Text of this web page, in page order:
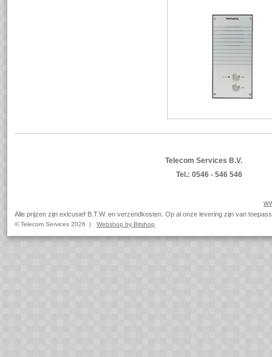
Telecom Services B.V.
Tel.: 0546 - 546 546
Alle prijzen zijn exlcusief B.T.W. en verzendkosten. Op al onze levering zijn van
© Telecom Services 2026 | Webshop by Bitshop